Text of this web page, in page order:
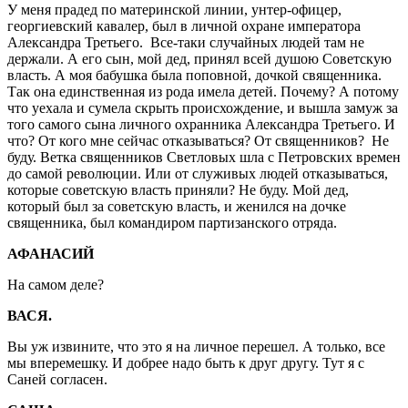
У меня прадед по материнской линии, унтер-офицер,
георгиевский кавалер, был в личной охране императора
Александра Третьего. Все-таки случайных людей там не
держали. А его сын, мой дед, принял всей душою Советскую
власть. А моя бабушка была поповной, дочкой священника.
Так она единственная из рода имела детей. Почему? А потому
что уехала и сумела скрыть происхождение, и вышла замуж за
того самого сына личного охранника Александра Третьего. И
что? От кого мне сейчас отказываться? От священников? Не
буду. Ветка священников Светловых шла с Петровских времен
до самой революции. Или от служивых людей отказываться,
которые советскую власть приняли? Не буду. Мой дед,
который был за советскую власть, и женился на дочке
священника, был командиром партизанского отряда.
АФАНАСИЙ
На самом деле?
ВАСЯ.
Вы уж извините, что это я на личное перешел. А только, все
мы вперемешку. И добрее надо быть к друг другу. Тут я с
Саней согласен.